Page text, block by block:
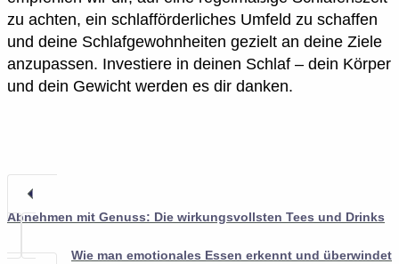
zu achten, ein schlafförderliches Umfeld zu schaffen
und deine Schlafgewohnheiten gezielt an deine Ziele
anzupassen. Investiere in deinen Schlaf – dein Körper
und dein Gewicht werden es dir danken.
Abnehmen mit Genuss: Die wirkungsvollsten Tees und Drinks
Wie man emotionales Essen erkennt und überwindet